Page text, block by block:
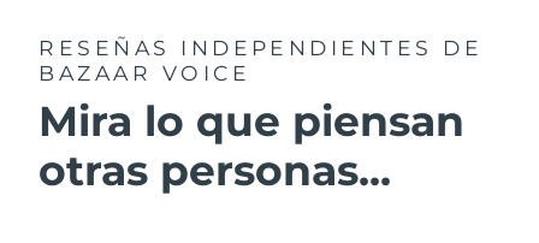
RESEÑAS INDEPENDIENTES
DE
BAZAAR VOICE
Mira lo que piensan
otras personas...